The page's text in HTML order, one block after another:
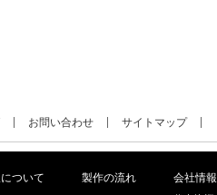
お問い合わせ サイトマップ
ついて 製作の流れ 会社情報